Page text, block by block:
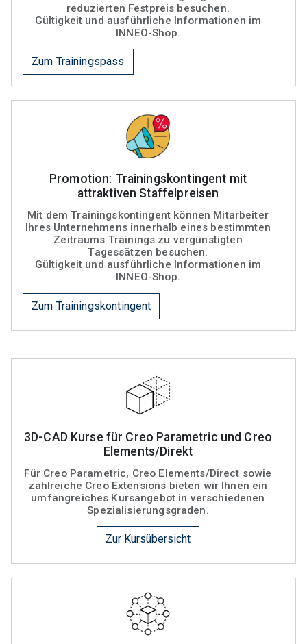
reduzierten Festpreis besuchen.
Gültigkeit und ausführliche Informationen im
INNEO-Shop.
Zum Trainingspass
Promotion: Trainingskontingent mit
attraktiven Staffelpreisen
Mit dem Trainingskontingent können Mitarbeiter
Ihres Unternehmens innerhalb eines bestimmten
Zeitraums Trainings zu vergünstigten
Tagessätzen besuchen.
Gültigkeit und ausführliche Informationen im
INNEO-Shop.
Zum Trainingskontingent
3D-CAD Kurse für Creo Parametric und Creo
Elements/Direkt
Für Creo Parametric, Creo Elements/Direct sowie
zahlreiche Creo Extensions bieten wir Ihnen ein
umfangreiches Kursangebot in verschiedenen
Spezialisierungsgraden.
Zur Kursübersicht